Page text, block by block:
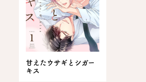
甘えたウサギとシガー
キス